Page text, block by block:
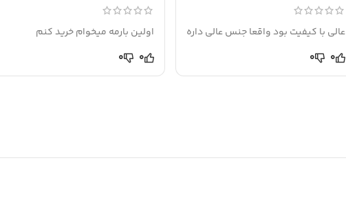
عالی با کیفیت بود واقعا جنس عالی داره
0
0
اولین بارمه میخوام خرید کنم
0
0